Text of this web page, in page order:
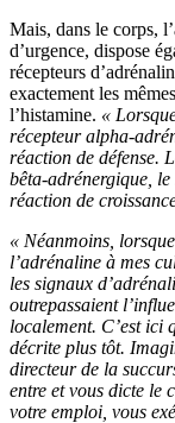
Mais, dans le corps,
d’urgence, dispose
récepteurs
exactement les
l’histamine. «
récepteur alpha-
réaction de défense.
bêta-adrénergique,
réaction de
« Néanmoins,
l’adrénaline à mes
les signaux
outrepassaient
localement. C’est ici
décrite plus tôt.
directeur de la
entre et vous dicte le
votre emploi, vous